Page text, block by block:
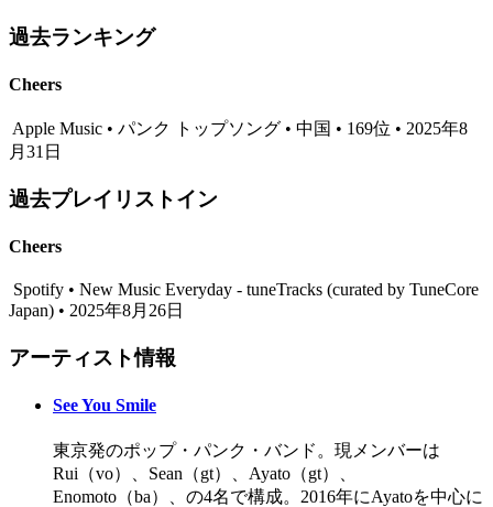
過去ランキング
Cheers
Apple Music • パンク トップソング • 中国 • 169位 • 2025年8
月31日
過去プレイリストイン
Cheers
Spotify • New Music Everyday - tuneTracks (curated by TuneCore
Japan) • 2025年8月26日
アーティスト情報
See You Smile
東京発のポップ・パンク・バンド。現メンバーは
Rui（vo）、Sean（gt）、Ayato（gt）、
Enomoto（ba）、の4名で構成。2016年にAyatoを中心に